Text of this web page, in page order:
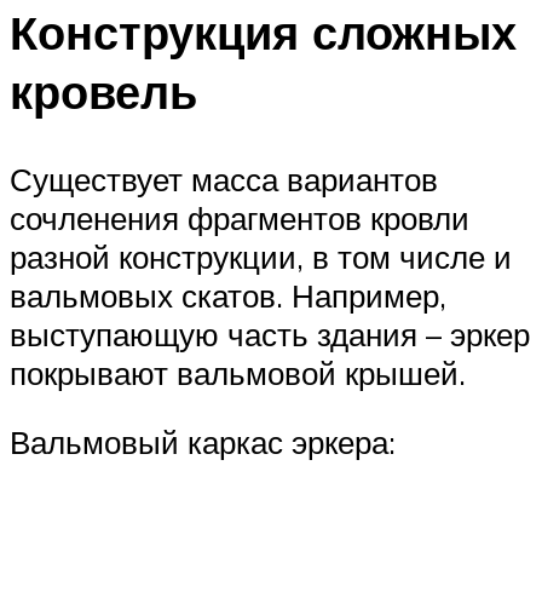
Конструкция сложных
кровель
Существует масса вариантов
сочленения фрагментов кровли
разной конструкции, в том числе и
вальмовых скатов. Например,
выступающую часть здания – эркер
покрывают вальмовой крышей.
Вальмовый каркас эркера: